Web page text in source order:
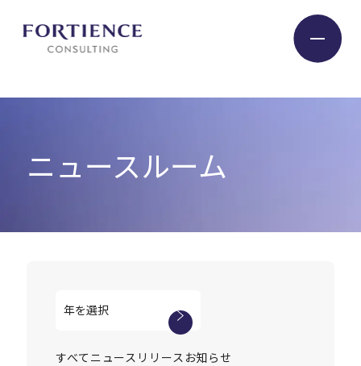
Expert
Company
ニュースルーム
すべて ニュースリリース お知らせ